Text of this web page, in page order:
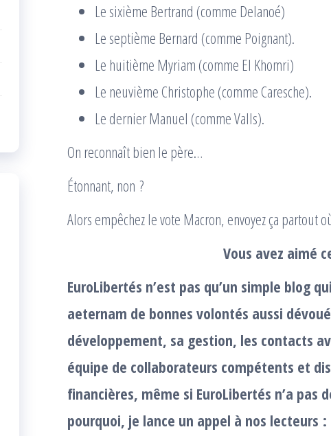
Le sixième Bertrand (comme Delanoé)
Le septième Bernard (comme Poignant).
Le huitième Myriam (comme El Khomri)
Le neuvième Christophe (comme Caresche).
Le dernier Manuel (comme Valls).
On reconnaît bien le père…
Étonnant, non ?
Alors empêchez le vote Macron, envoyez ça partout
Vous avez aimé
EuroLibertés n’est pas qu’un simple blog
aeternam de bonnes volontés aussi
développement, sa gestion, les contacts
équipe de collaborateurs compétents et
financières, même si EuroLibertés n’a pas
pourquoi, je lance un appel à nos lecteurs :